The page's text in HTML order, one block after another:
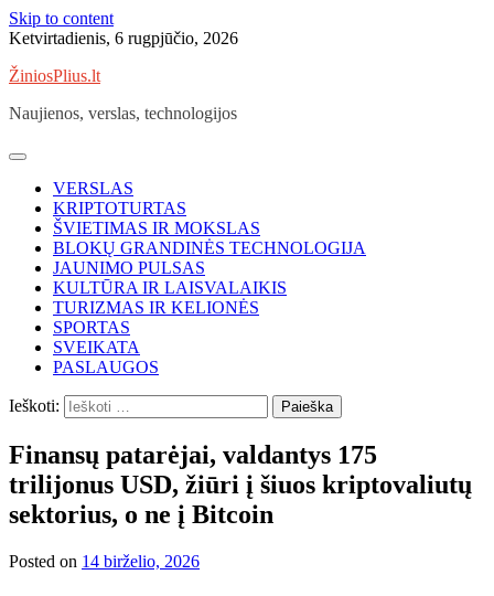
Skip to content
Ketvirtadienis, 6 rugpjūčio, 2026
ŽiniosPlius.lt
Naujienos, verslas, technologijos
VERSLAS
KRIPTOTURTAS
ŠVIETIMAS IR MOKSLAS
BLOKŲ GRANDINĖS TECHNOLOGIJA
JAUNIMO PULSAS
KULTŪRA IR LAISVALAIKIS
TURIZMAS IR KELIONĖS
SPORTAS
SVEIKATA
PASLAUGOS
Ieškoti:
Finansų patarėjai, valdantys 175
trilijonus USD, žiūri į šiuos kriptovaliutų
sektorius, o ne į Bitcoin
Posted on 14 birželio, 2026